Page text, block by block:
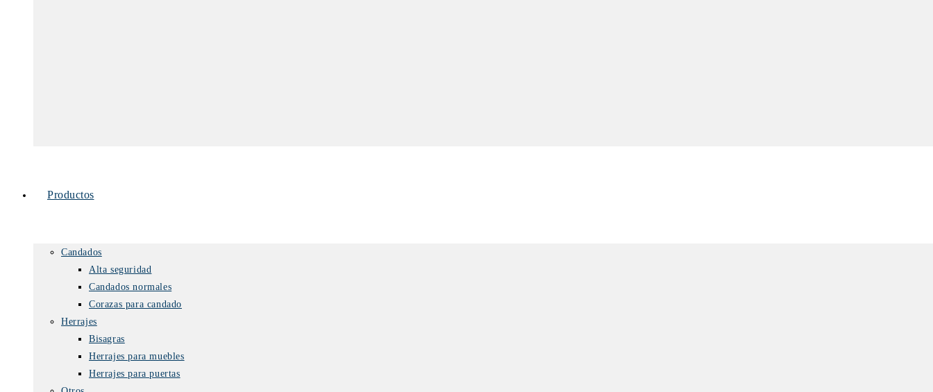
Productos
Candados
Alta seguridad
Candados normales
Corazas para candado
Herrajes
Bisagras
Herrajes para muebles
Herrajes para puertas